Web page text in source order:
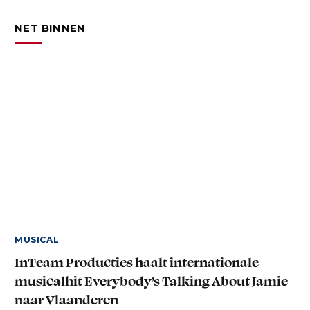
NET BINNEN
MUSICAL
InTeam Producties haalt internationale
musicalhit Everybody’s Talking About Jamie
naar Vlaanderen